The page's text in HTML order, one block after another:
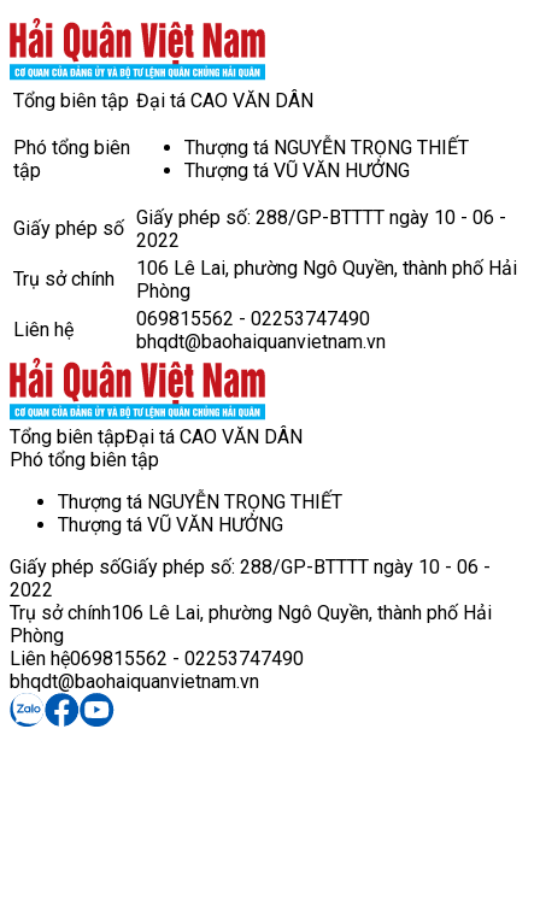
Tổng biên tập Đại tá CAO VĂN DÂN
Phó tổng biên
tập
Thượng tá NGUYỄN TRỌNG THIẾT
Thượng tá VŨ VĂN HƯỞNG
Giấy phép số Giấy phép số: 288/GP-BTTTT ngày 10 - 06 -
2022
Trụ sở chính
106 Lê Lai, phường Ngô Quyền, thành phố Hải
Phòng
Liên hệ
069815562 - 02253747490
bhqdt@baohaiquanvietnam.vn
Tổng biên tậpĐại tá CAO VĂN DÂN
Phó tổng biên tập
Thượng tá NGUYỄN TRỌNG THIẾT
Thượng tá VŨ VĂN HƯỞNG
Giấy phép sốGiấy phép số: 288/GP-BTTTT ngày 10 - 06 -
2022
Trụ sở chính106 Lê Lai, phường Ngô Quyền, thành phố Hải
Phòng
Liên hệ069815562 - 02253747490
bhqdt@baohaiquanvietnam.vn